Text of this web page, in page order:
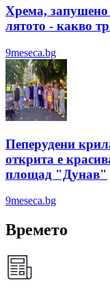
Хрема,
лятотo - какво
9meseca.bg
Пеперудени
открита е
площад "Дунав"
9meseca.bg
Времето